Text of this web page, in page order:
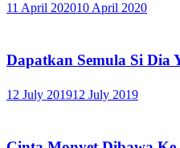
11 April 202010 April 2020
Dapatkan Semula Si Dia
12 July 201912 July 2019